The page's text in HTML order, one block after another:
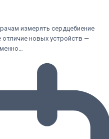
измерять сердцебиение
новых устройств —